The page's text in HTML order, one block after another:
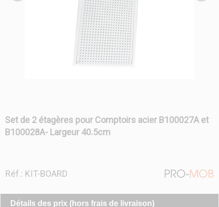
Set de 2 étagères pour Comptoirs acier B100027A et
B100028A- Largeur 40.5cm
Réf.: KIT-BOARD
Détails des prix (hors frais de livraison)